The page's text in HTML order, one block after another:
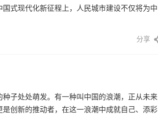
式现代化新征程上，人民城市建设不仅将为中
分享
子处处萌发。有一种叫中国的浪潮，正从未来
创新的推动者，在这一浪潮中成就自己、添彩